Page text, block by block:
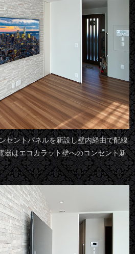
セントパネルを新設し壁内経由で配線
器はエコカラット壁へのコンセント新